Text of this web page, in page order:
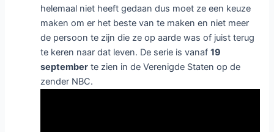
helemaal niet heeft gedaan dus moet ze een keuze
maken om er het beste van te maken en niet meer
de persoon te zijn die ze op aarde was of juist terug
te keren naar dat leven. De serie is vanaf19
september te zien in de Verenigde Staten op de
zender NBC.